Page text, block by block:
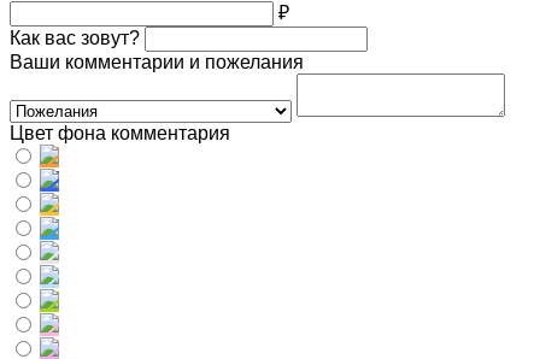
₽
Как вас зовут?
Ваши комментарии и пожелания
Цвет фона комментария